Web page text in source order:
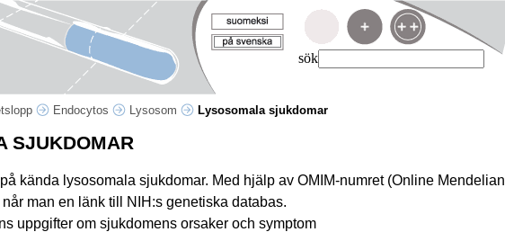
sök
Endocytos Lysosom Lysosomala sjukdomar
SJUKDOMAR
kända lysosomala sjukdomar. Med hjälp av OMIM-numret (Online Mendelian
når man en länk till NIH:s genetiska databas.
uppgifter om sjukdomens orsaker och symptom